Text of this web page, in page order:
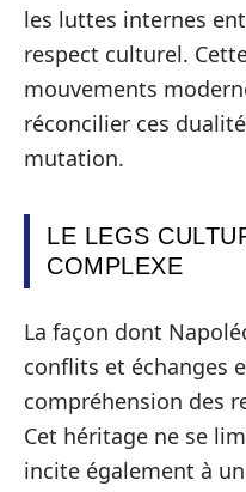
les luttes internes
respect culturel.
mouvements
réconcilier ces
mutation.
LE LEGS
COMPLEXE
La façon dont
conflits et échanges
compréhension des
Cet héritage ne se
incite également à